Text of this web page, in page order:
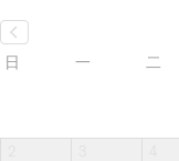
日
一 二